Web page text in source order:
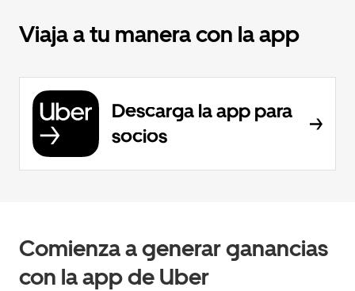
Viaja a tu manera con la app
Descarga la app para
socios
Comienza a generar ganancias
con la app de Uber